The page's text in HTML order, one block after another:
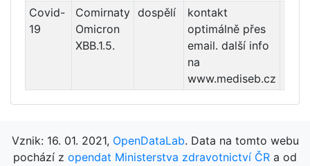
Covid-
19
Comirnaty
Omicron
XBB.1.5.
dospělí
kontakt
optimálně přes
email. další info
na
www.mediseb.cz
Vznik: 16. 01. 2021, OpenDataLab. Data na tomto webu
pochází z opendat Ministerstva zdravotnictví ČR a od